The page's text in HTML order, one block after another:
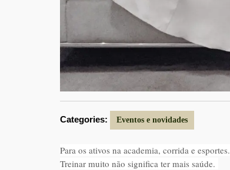
Categories: Eventos e novidades
Para os ativos na academia, corrida e esportes.
Treinar muito não significa ter mais saúde.